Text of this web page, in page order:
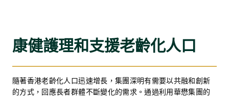
康健護理和支援老齡化人口
隨著香港老齡化人口迅速增長，集團深明有需要以共融和創新
的方式，回應長者群體不斷變化的需求。通過利用華懋集團的